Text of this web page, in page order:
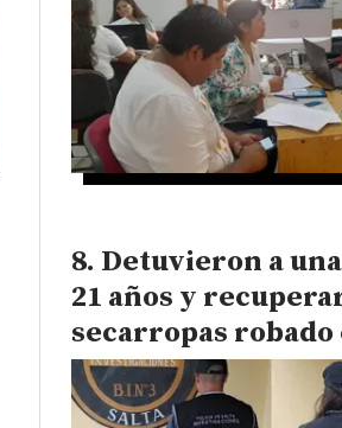
Detuvieron a
21 años y
secarropas robado